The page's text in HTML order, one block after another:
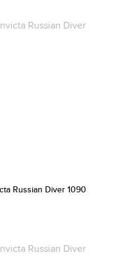
Russian Diver 1090